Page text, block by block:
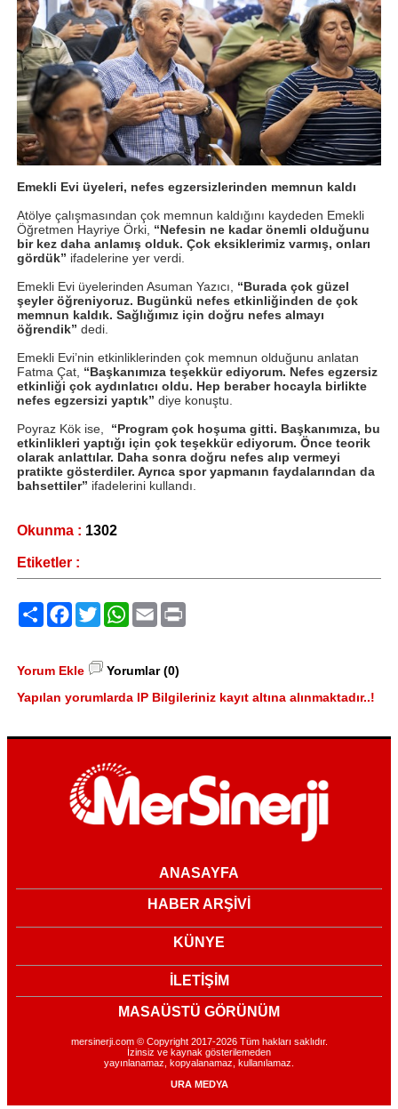
Emekli Evi üyeleri, nefes egzersizlerinden memnun kaldı
Atölye çalışmasından çok memnun kaldığını kaydeden Emekli
Öğretmen Hayriye Örki, “Nefesin ne kadar önemli olduğunu
bir kez daha anlamış olduk. Çok eksiklerimiz varmış, onları
gördük” ifadelerine yer verdi.
Emekli Evi üyelerinden Asuman Yazıcı, “Burada çok güzel
şeyler öğreniyoruz. Bugünkü nefes etkinliğinden de çok
memnun kaldık. Sağlığımız için doğru nefes almayı
öğrendik” dedi.
Emekli Evi’nin etkinliklerinden çok memnun olduğunu anlatan
Fatma Çat, “Başkanımıza teşekkür ediyorum. Nefes egzersiz
etkinliği çok aydınlatıcı oldu. Hep beraber hocayla birlikte
nefes egzersizi yaptık” diye konuştu.
Poyraz Kök ise, “Program çok hoşuma gitti. Başkanımıza, bu
etkinlikleri yaptığı için çok teşekkür ediyorum. Önce teorik
olarak anlattılar. Daha sonra doğru nefes alıp vermeyi
pratikte gösterdiler. Ayrıca spor yapmanın faydalarından da
bahsettiler” ifadelerini kullandı.
Okunma : 1302
Etiketler :
PaylaşFacebook
TwitterWhatsApp
Email
Yorum Ekle
Yorumlar (0)
Yapılan yorumlarda IP Bilgileriniz kayıt altına alınmaktadır..!
ANASAYFA
HABER ARŞİVİ
KÜNYE
İLETİŞİM
MASAÜSTÜ GÖRÜNÜM
mersinerji.com © Copyright 2017-2026 Tüm hakları saklıdır.
İzinsiz ve kaynak gösterilemeden
yayınlanamaz, kopyalanamaz, kullanılamaz.
URA MEDYA